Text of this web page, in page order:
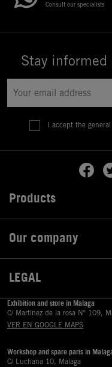
Consult our specialists
Stay informed
I accept the
Products
Our company
LEGAL
Exhibition and store in Malaga
C/ Martinez de la rosa Nº 109,
VER EN GOOGLE MAPS
Workshop and spare parts in
C/ Luchana 10, Málaga